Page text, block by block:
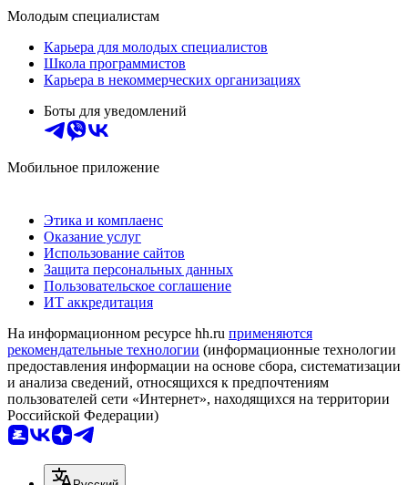
Молодым специалистам
Карьера для молодых специалистов
Школа программистов
Карьера в некоммерческих организациях
Боты для уведомлений
Мобильное приложение
Этика и комплаенс
Оказание услуг
Использование сайтов
Защита персональных данных
Пользовательское соглашение
ИТ аккредитация
На информационном ресурсе hh.ru применяются
рекомендательные технологии (информационные технологии
предоставления информации на основе сбора, систематизации
и анализа сведений, относящихся к предпочтениям
пользователей сети «Интернет», находящихся на территории
Российской Федерации)